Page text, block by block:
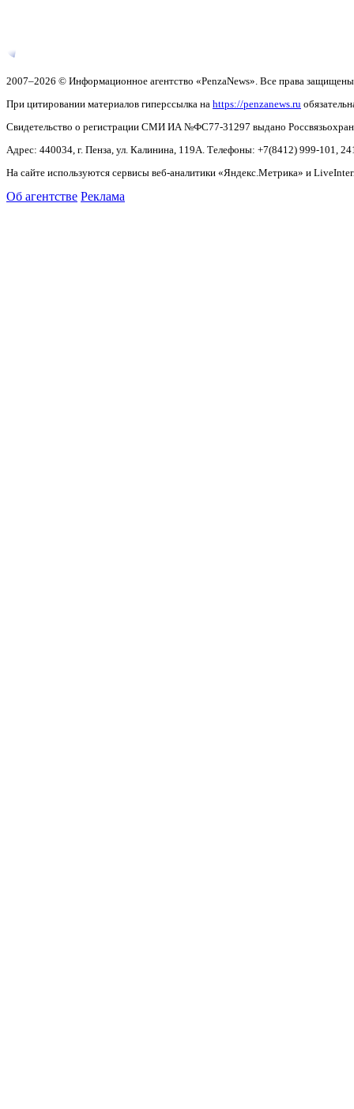
2007–2026 © Информационное агентство «PenzaNews». Все права
При цитировании материалов гиперссылка на https://penzanews.ru
Свидетельство о регистрации СМИ ИА №ФС77-31297 выдано
Адрес: 440034, г. Пенза, ул. Калинина, 119А. Телефоны: +7(8412) 999-101,
На сайте используются сервисы веб-аналитики «Яндекс.Метрика» и
Об агентстве Реклама